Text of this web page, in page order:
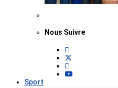
Nous Suivre
Sport